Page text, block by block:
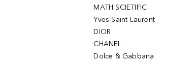
MATH SCIETIFIC
Yves Saint Laurent
DIOR
CHANEL
Dolce & Gabbana